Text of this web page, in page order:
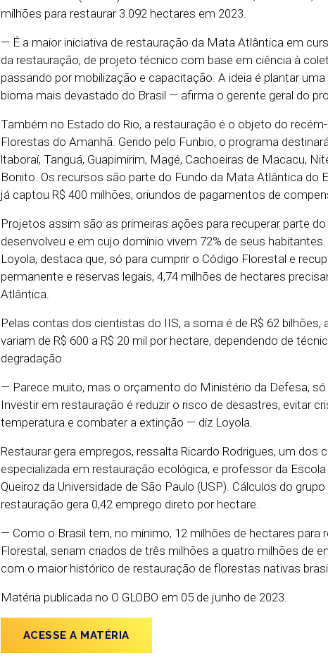
milhões para restaurar 3.092 hectares em 2023.
— É a maior iniciativa de restauração da Mata Atlântica em
da restauração, de projeto técnico com base em ciência à
passando por mobilização e capacitação. A ideia é plantar
bioma mais devastado do Brasil — afirma o gerente geral do
Também no Estado do Rio, a restauração é o objeto do
Florestas do Amanhã. Gerido pelo Funbio, o programa
ltaboraí, Tanguá, Guapimirim, Magé, Cachoeiras de Macacu,
Bonito. Os recursos são parte do Fundo da Mata Atlântica do
já captou R$ 400 milhões, oriundos de pagamentos de
Projetos assim são as primeiras ações para recuperar parte
desenvolveu e em cujo domínio vivem 72% de seus
Loyola, destaca que, só para cumprir o Código Florestal e
permanente e reservas legais, 4,74 milhões de hectares
Atlântica.
Pelas contas dos cientistas do IIS, a soma é de R$ 62 bilhões,
variam de R$ 600 a R$ 20 mil por hectare, dependendo de
degradação.
— Parece muito, mas o orçamento do Ministério da Defesa, só
Investir em restauração é reduzir o risco de desastres, evitar
temperatura e combater a extinção — diz Loyola.
Restaurar gera empregos, ressalta Ricardo Rodrigues, um dos
especializada em restauração ecológica, e professor da
Queiroz da Universidade de São Paulo (USP). Cálculos do
restauração gera 0,42 emprego direto por hectare.
— Como o Brasil tem, no mínimo, 12 milhões de hectares para
Florestal, seriam criados de três milhões a quatro milhões de
com o maior histórico de restauração de florestas nativas
Matéria publicada no O GLOBO em 05 de junho de 2023.
ACESSE A MATÉRIA